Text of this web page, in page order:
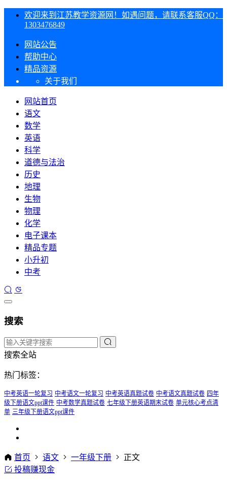
欢迎来到江苏教学资源网！如遇问题，请联系客服QQ：
1303476849
网站公告
帮助中心
精品资源
关于我们
网站首页
语文
数学
英语
科学
道德与法治
历史
地理
生物
物理
化学
电子课本
精品专题
小升初
中考
搜索
搜索全站
热门标签：
中考英语一轮复习 中考语文一轮复习 中考英语真题试卷 中考语文真题试卷 四年
级下册语文ppt课件 中考数学真题试卷 七年级下册英语期末试卷 单元核心考点清
单 三年级下册语文ppt课件
首页 语文 一年级下册
正文
投稿赚现金